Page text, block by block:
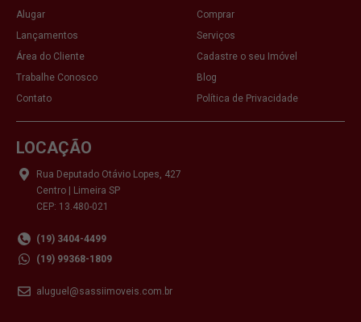
Alugar
Comprar
Lançamentos
Serviços
Área do Cliente
Cadastre o seu Imóvel
Trabalhe Conosco
Blog
Contato
Política de Privacidade
LOCAÇÃO
Rua Deputado Otávio Lopes, 427
Centro | Limeira SP
CEP: 13.480-021
(19) 3404-4499
(19) 99368-1809
aluguel@sassiimoveis.com.br